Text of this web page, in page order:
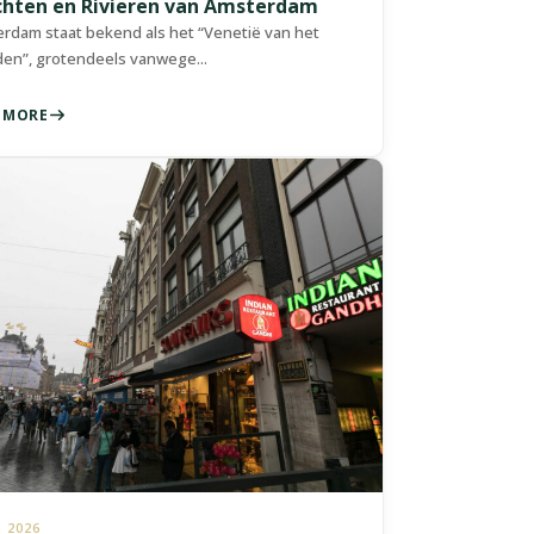
en Rivieren van Amsterdam
staat bekend als het “Venetië van het
grotendeels vanwege...
2026